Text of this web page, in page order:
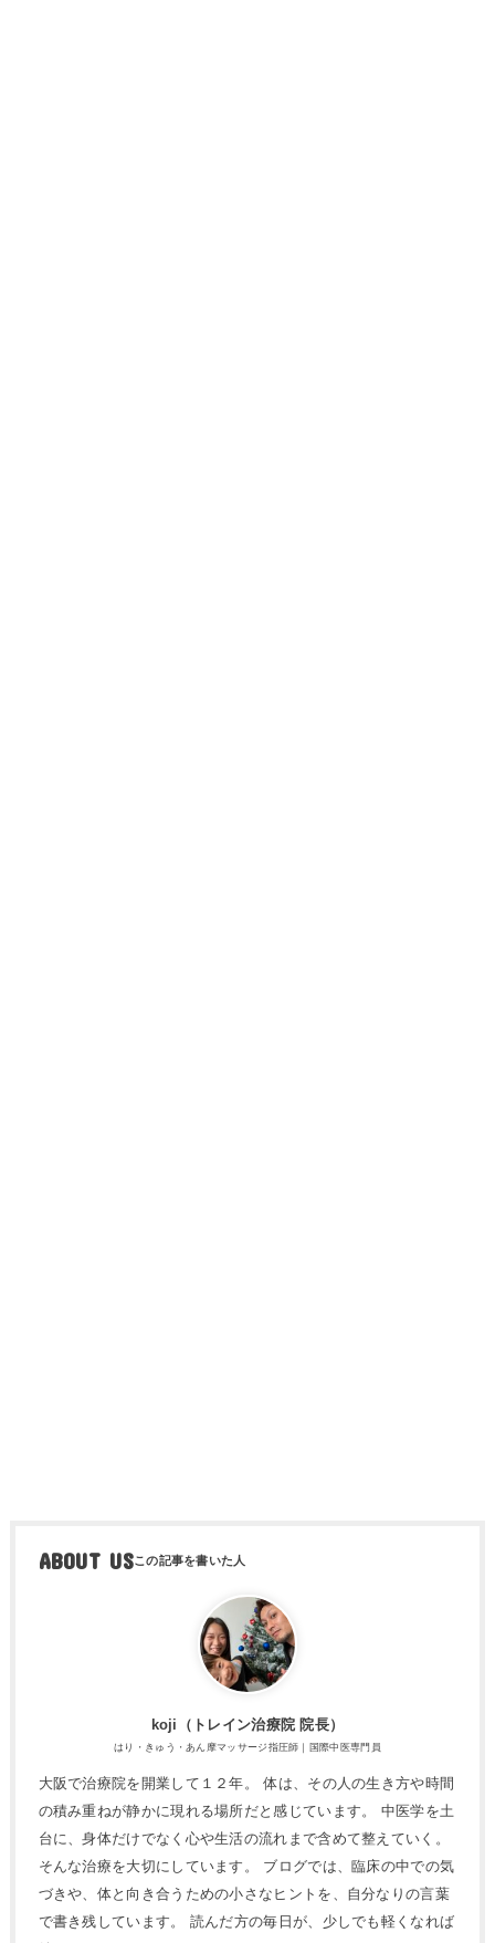
ABOUT US
koji（トレ​イン治療院 院長）
はり・きゅう・あん摩マッサージ指圧師｜国際中医専門員
大阪で治療院を開業して１２年。 体は、その人の生き方や時間
の積み重ねが静かに現れる場所だと感じています。 中医学を土
台に、身体だけでなく心や生活の流れまで含めて整えていく。
そんな治療を大切にしています。 ブログでは、臨床の中での気
づきや、体と向き合うための小さなヒントを、自分なりの言葉
で書き残しています。 読んだ方の毎日が、少しでも軽くなれば